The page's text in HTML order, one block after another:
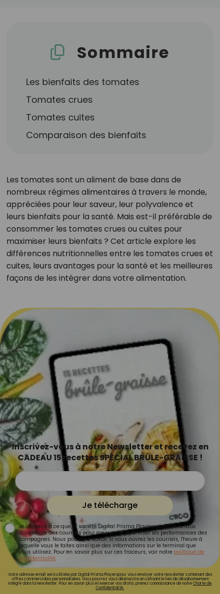
Sommaire
Les bienfaits des tomates
Tomates crues
Tomates cuites
Comparaison des bienfaits
Les tomates sont un aliment de base dans de
nombreux régimes alimentaires à travers le monde,
appréciées pour leur saveur, leur polyvalence et
leurs bienfaits pour la santé. Mais est-il préférable de
consommer les tomates crues ou cuites pour
maximiser leurs bienfaits ? Cet article explore les
différences nutritionnelles entre les tomates crues et
cuites, leurs avantages pour la santé et les meilleures
façons de les intégrer dans votre alimentation.
Inscrivez-vous à notre Newsletter et recevez en
CADEAU 15 recettes SPÉCIAL BRÛLE-GRAISSE !
Je télécharge
Je consens à ce que la société Digital Prisma Players analyse le taux
d'ouverture des courriels pour mesurer et optimiser les performances des
campagnes. Nous pourrons savoir si vous ouvrez les courriels, l'heure à
laquelle vous le faites ainsi que des informations sur le terminal que
vous utilisez. Pour en savoir plus sur ces traceurs, voir notre politique de
confidentialité.
Votre adresse email sera utilisée par Digital Prisma Playerspour vous envoyer votre newsletter contenant des
offres commerciales personnalisées. Vous pourrez vous désinscrire en utilisant le lien de désabonnement
intégré dans la newsletter. Pour en savoir plus et exercer vos droits, prenez connaissance de notreCharte de
Confidentialité.